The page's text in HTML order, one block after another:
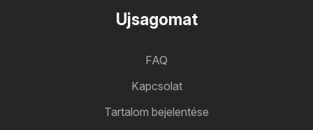
Ujsagomat
FAQ
Kapcsolat
Tartalom bejelentése